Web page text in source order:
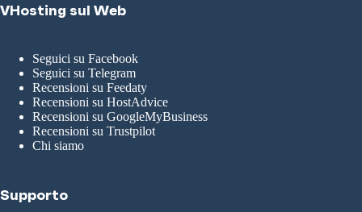
VHosting sul Web
Seguici su Facebook
Seguici su Telegram
Recensioni su Feedaty
Recensioni su HostAdvice
Recensioni su GoogleMyBusiness
Recensioni su Trustpilot
Chi siamo
Supporto